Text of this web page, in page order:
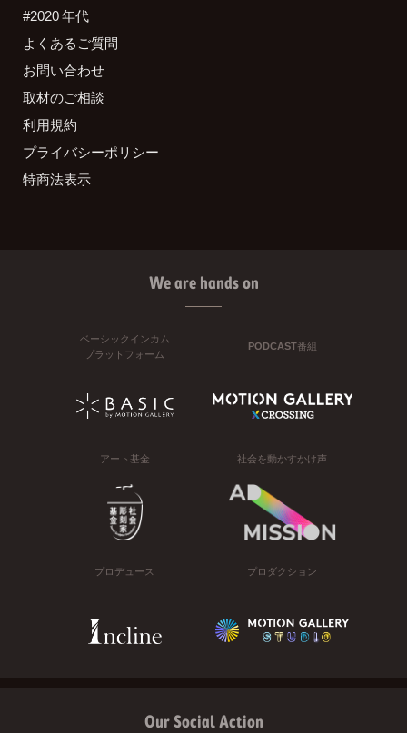
#2020 年代
よくあるご質問
お問い合わせ
取材のご相談
利用規約
プライバシーポリシー
特商法表示
We are hands on
ベーシックインカム
プラットフォーム
PODCAST番組
アート基金 社会を動かすかけ声
プロデュース プロダクション
Our Social Action